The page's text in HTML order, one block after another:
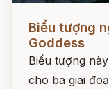
Đọc ngay
Biểu tượng
Goddess
Biểu tượng
cho ba giai